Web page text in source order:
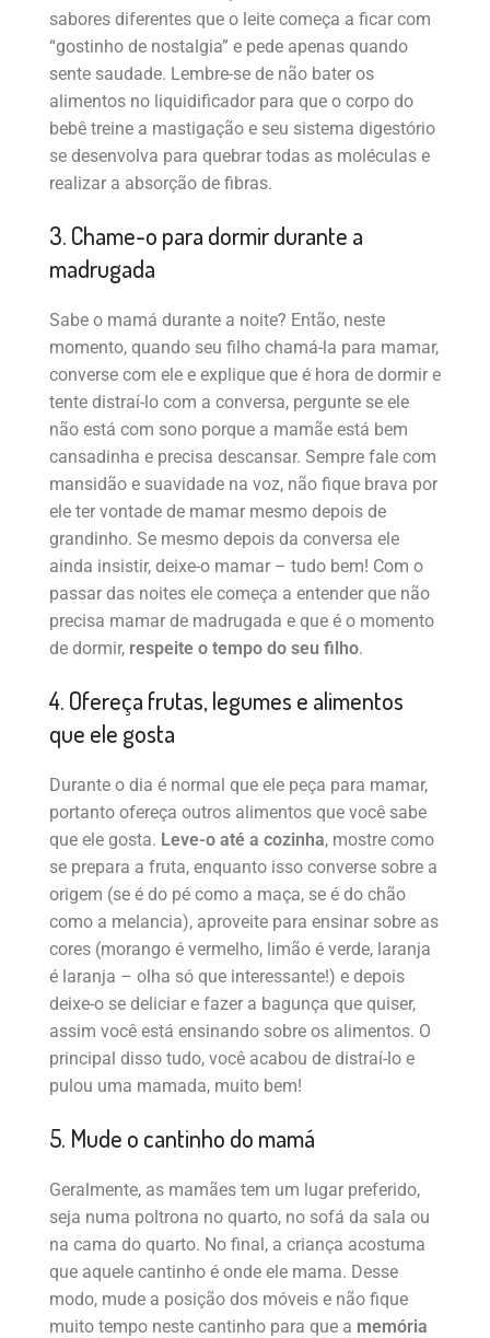
sabores diferentes que o leite começa a ficar com
“gostinho de nostalgia” e pede apenas quando
sente saudade. Lembre-se de não bater os
alimentos no liquidificador para que o corpo do
bebê treine a mastigação e seu sistema digestório
se desenvolva para quebrar todas as moléculas e
realizar a absorção de fibras.
3. Chame-o para dormir durante a
madrugada
Sabe o mamá durante a noite? Então, neste
momento, quando seu filho chamá-la para mamar,
converse com ele e explique que é hora de dormir e
tente distraí-lo com a conversa, pergunte se ele
não está com sono porque a mamãe está bem
cansadinha e precisa descansar. Sempre fale com
mansidão e suavidade na voz, não fique brava por
ele ter vontade de mamar mesmo depois de
grandinho. Se mesmo depois da conversa ele
ainda insistir, deixe-o mamar – tudo bem! Com o
passar das noites ele começa a entender que não
precisa mamar de madrugada e que é o momento
de dormir, respeite o tempo do seu filho.
4. Ofereça frutas, legumes e alimentos
que ele gosta
Durante o dia é normal que ele peça para mamar,
portanto ofereça outros alimentos que você sabe
que ele gosta. Leve-o até a cozinha, mostre como
se prepara a fruta, enquanto isso converse sobre a
origem (se é do pé como a maça, se é do chão
como a melancia), aproveite para ensinar sobre as
cores (morango é vermelho, limão é verde, laranja
é laranja – olha só que interessante!) e depois
deixe-o se deliciar e fazer a bagunça que quiser,
assim você está ensinando sobre os alimentos. O
principal disso tudo, você acabou de distraí-lo e
pulou uma mamada, muito bem!
5. Mude o cantinho do mamá
Geralmente, as mamães tem um lugar preferido,
seja numa poltrona no quarto, no sofá da sala ou
na cama do quarto. No final, a criança acostuma
que aquele cantinho é onde ele mama. Desse
modo, mude a posição dos móveis e não fique
muito tempo neste cantinho para que a memória